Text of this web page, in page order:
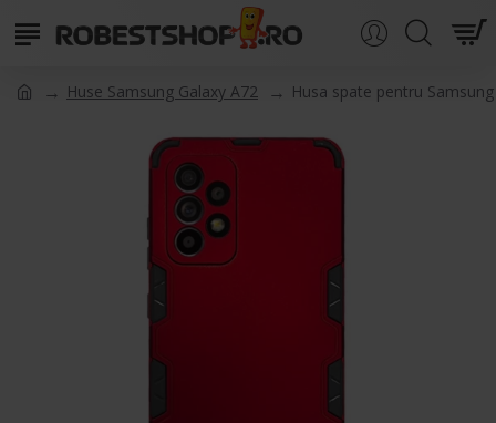
Huse Samsung Galaxy A72 Husa spate pentru